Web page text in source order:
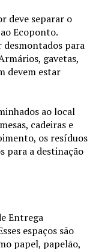
deve separar o
Ecoponto.
desmontados para
gavetas,
devem estar
ao local
cadeiras e
os resíduos
para a destinação
Entrega
espaços são
papel, papelão,